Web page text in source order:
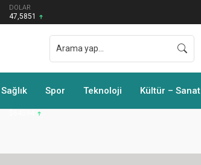
DOLAR
47,5851
13.703,13
Sağlık Spor Teknoloji Kültür – Sanat